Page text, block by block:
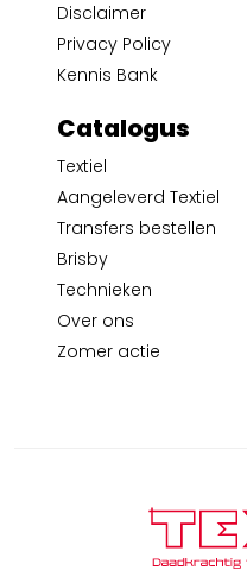
Disclaimer
Privacy Policy
Kennis Bank
Catalogus
Textiel
Aangeleverd Textiel
Transfers bestellen
Brisby
Technieken
Over ons
Zomer actie